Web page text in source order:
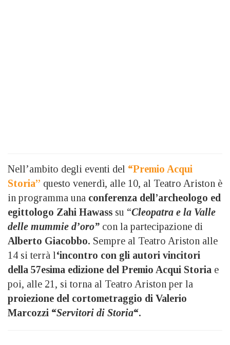
Nell’ambito degli eventi del “Premio Acqui
Storia” questo venerdì, alle 10, al Teatro Ariston è
in programma una conferenza dell’archeologo ed
egittologo Zahi Hawass su “Cleopatra e la Valle
delle mummie d’oro” con la partecipazione di
Alberto Giacobbo. Sempre al Teatro Ariston alle
14 si terrà l‘incontro con gli autori vincitori
della 57esima edizione del Premio Acqui Storia e
poi, alle 21, si torna al Teatro Ariston per la
proiezione del cortometraggio di Valerio
Marcozzi “Servitori di Storia“.